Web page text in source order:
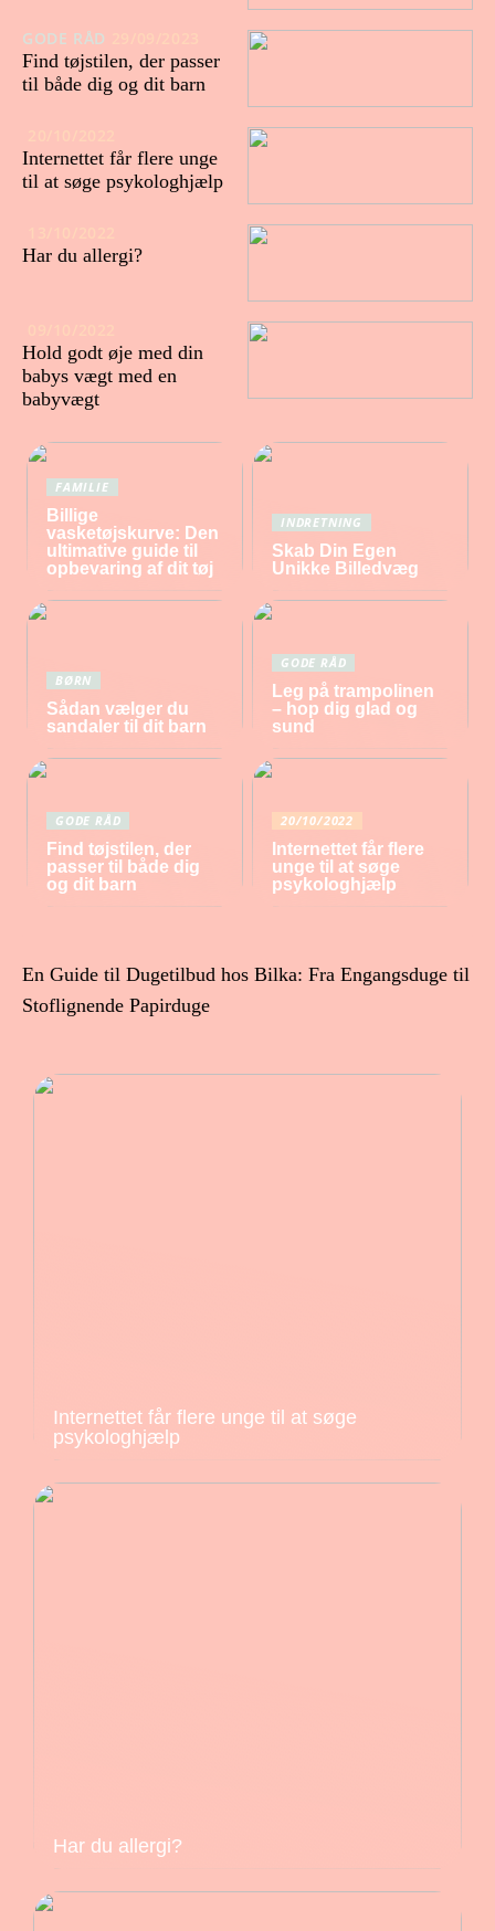
GODE RÅD
Find tøjstilen, der passer
til både dig og dit barn
Internettet får flere unge
til at søge psykologhjælp
Har du allergi?
Hold godt øje med din
babys vægt med en
babyvægt
FAMILIE
Billige
vasketøjskurve: Den
ultimative guide til
opbevaring af dit tøj
INDRETNING
Skab Din Egen
Unikke Billedvæg
BØRN
Sådan vælger du
sandaler til dit barn
GODE RÅD
Leg på trampolinen
– hop dig glad og
sund
GODE RÅD
Find tøjstilen, der
passer til både dig
og dit barn
20/10/2022
Internettet får flere
unge til at søge
psykologhjælp
En Guide til Dugetilbud hos Bilka: Fra Engangsduge til
Stoflignende Papirduge
Internettet får flere unge til at søge
psykologhjælp
Har du allergi?